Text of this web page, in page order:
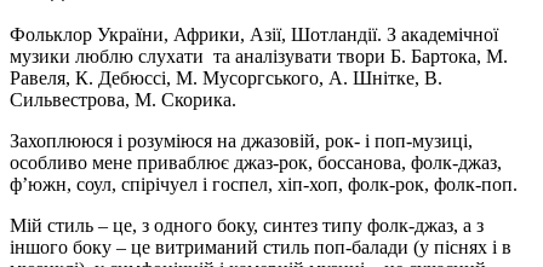
Фольклор України, Африки, Азії, Шотландії. З академічної
музики люблю слухати та аналізувати твори Б. Бартока, М.
Равеля, К. Дебюссі, М. Мусоргського, А. Шнітке, В.
Сильвестрова, М. Скорика.
Захоплююся і розуміюся на джазовій, рок- і поп-музиці,
особливо мене приваблює джаз-рок, боссанова, фолк-джаз,
ф’южн, соул, спірічуел і госпел, хіп-хоп, фолк-рок, фолк-поп.
Мій стиль – це, з одного боку, синтез типу фолк-джаз, а з
іншого боку – це витриманий стиль поп-балади (у піснях і в